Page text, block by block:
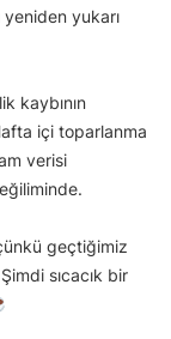
yukarı
kaybının
içi toparlanma
verisi
geçtiğimiz
sıcacık bir